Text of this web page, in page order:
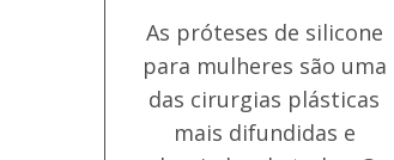
As próteses de silicone
para mulheres são uma
das cirurgias plásticas
mais difundidas e